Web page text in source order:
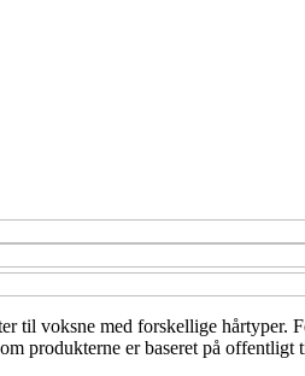
til voksne med forskellige hårtyper.
produkterne er baseret på